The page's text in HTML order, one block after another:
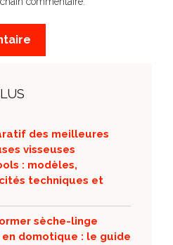
des meilleures
visseuses
: modèles,
techniques et
sèche-linge
en domotique : le guide